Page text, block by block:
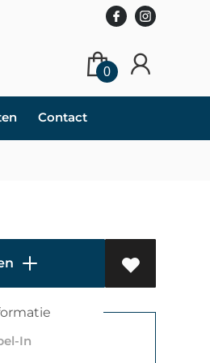
0
Contact
In